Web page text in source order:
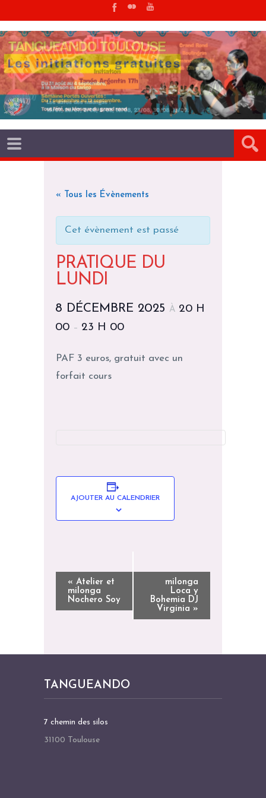
« Tous les Évènements
Cet évènement est passé
PRATIQUE DU
LUNDI
8 DÉCEMBRE 2025 À 20 H
00 – 23 H 00
PAF 3 euros, gratuit avec un
forfait cours
AJOUTER AU CALENDRIER
V
T
I
N
É
« Atelier et
milonga
Nochero Soy
milonga
Loca y
Bohemia DJ
Virginia »
TANGUEANDO
7 chemin des silos
31100 Toulouse